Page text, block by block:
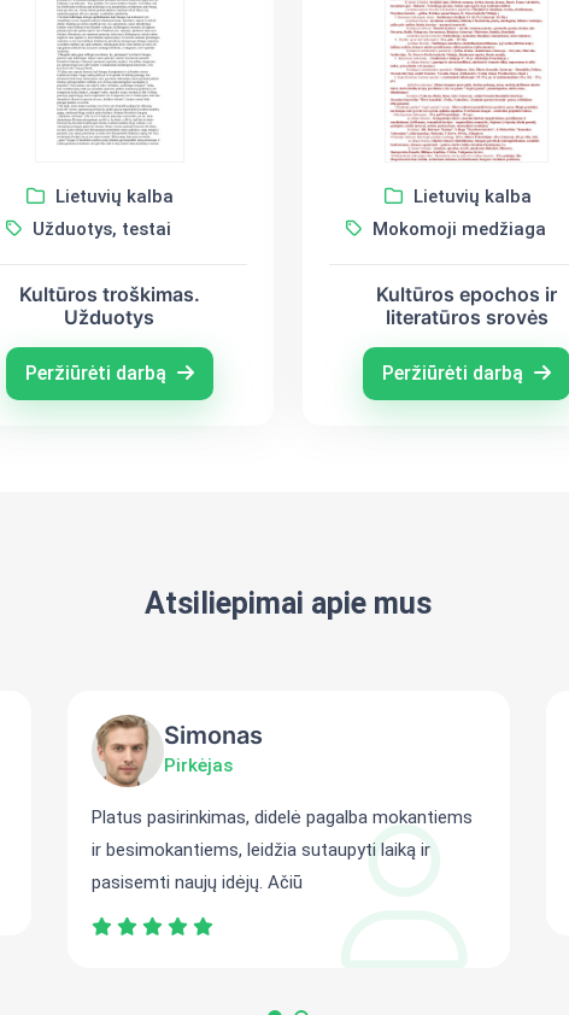
Lietuvių kalba
Užduotys, testai
Kultūros troškimas.
Užduotys
Peržiūrėti darbą
Lietuvių kalba
Mokomoji medžiaga
Kultūros epochos ir
literatūros srovės
Peržiūrėti darbą
Atsiliepimai apie mus
Simonas
Pirkėjas
Platus pasirinkimas, didelė pagalba mokantiems
ir besimokantiems, leidžia sutaupyti laiką ir
pasisemti naujų idėjų. Ačiū